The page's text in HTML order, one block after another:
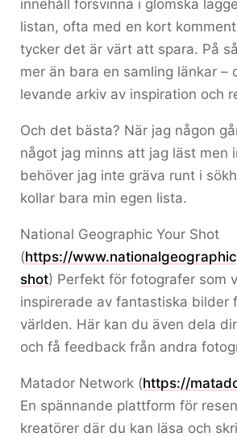
innehåll försvinna i glömska
listan, ofta med en kort
tycker det är värt att spara. På
mer än bara en samling länkar –
levande arkiv av inspiration och
Och det bästa? När jag någon
något jag minns att jag läst men
behöver jag inte gräva runt i
kollar bara min egen lista.
National Geographic Your Shot
(https://
shot) Perfekt för fotografer som
inspirerade av fantastiska bilder
världen. Här kan du även dela
och få feedback från andra
Matador Network (https://
En spännande plattform för
kreatörer där du kan läsa och